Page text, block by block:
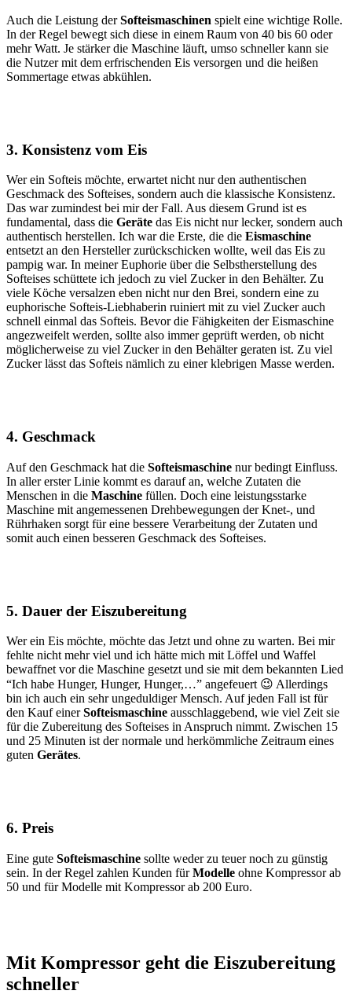
Auch die Leistung derSofteismaschinen spielt eine wichtige Rolle.
In der Regel bewegt sich diese in einem Raum von 40 bis 60 oder
mehr Watt. Je stärker die Maschine läuft, umso schneller kann sie
die Nutzer mit dem erfrischenden Eis versorgen und die heißen
Sommertage etwas abkühlen.
3. Konsistenz vom Eis
Wer ein Softeis möchte, erwartet nicht nur den authentischen
Geschmack des Softeises, sondern auch die klassische Konsistenz.
Das war zumindest bei mir der Fall. Aus diesem Grund ist es
fundamental, dass die Geräte das Eis nicht nur lecker, sondern auch
authentisch herstellen. Ich war die Erste, die die Eismaschine
entsetzt an den Hersteller zurückschicken wollte, weil das Eis zu
pampig war. In meiner Euphorie über die Selbstherstellung des
Softeises schüttete ich jedoch zu viel Zucker in den Behälter. Zu
viele Köche versalzen eben nicht nur den Brei, sondern eine zu
euphorische Softeis-Liebhaberin ruiniert mit zu viel Zucker auch
schnell einmal das Softeis. Bevor die Fähigkeiten der Eismaschine
angezweifelt werden, sollte also immer geprüft werden, ob nicht
möglicherweise zu viel Zucker in den Behälter geraten ist. Zu viel
Zucker lässt das Softeis nämlich zu einer klebrigen Masse werden.
4. Geschmack
Auf den Geschmack hat die Softeismaschine nur bedingt Einfluss.
In aller erster Linie kommt es darauf an, welche Zutaten die
Menschen in die Maschine füllen. Doch eine leistungsstarke
Maschine mit angemessenen Drehbewegungen der Knet-, und
Rührhaken sorgt für eine bessere Verarbeitung der Zutaten und
somit auch einen besseren Geschmack des Softeises.
5. Dauer der Eiszubereitung
Wer ein Eis möchte, möchte das Jetzt und ohne zu warten. Bei mir
fehlte nicht mehr viel und ich hätte mich mit Löffel und Waffel
bewaffnet vor die Maschine gesetzt und sie mit dem bekannten Lied
“Ich habe Hunger, Hunger, Hunger,…” angefeuert 😉 Allerdings
bin ich auch ein sehr ungeduldiger Mensch. Auf jeden Fall ist für
den Kauf einerSofteismaschine ausschlaggebend, wie viel Zeit sie
für die Zubereitung des Softeises in Anspruch nimmt. Zwischen 15
und 25 Minuten ist der normale und herkömmliche Zeitraum eines
guten Gerätes.
6. Preis
Eine gute Softeismaschine sollte weder zu teuer noch zu günstig
sein. In der Regel zahlen Kunden fürModelle ohne Kompressor ab
50 und für Modelle mit Kompressor ab 200 Euro.
Mit Kompressor geht die Eiszubereitung
schneller